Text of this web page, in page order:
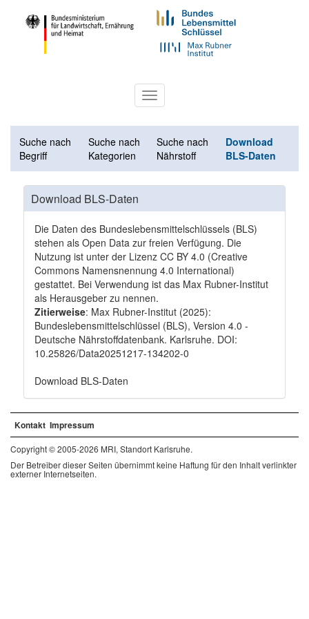
Toggle
navigation
Suche nach
Begriff
Suche nach
Kategorien
Suche nach
Nährstoff
Download
BLS-Daten
Download BLS-Daten
Die Daten des Bundeslebensmittelschlüssels (BLS)
stehen als Open Data zur freien Verfügung. Die
Nutzung ist unter der Lizenz CC BY 4.0 (Creative
Commons Namensnennung 4.0 International)
gestattet. Bei Verwendung ist das Max Rubner-Institut
als Herausgeber zu nennen.
Zitierweise: Max Rubner-Institut (2025):
Bundeslebensmittelschlüssel (BLS), Version 4.0 -
Deutsche Nährstoffdatenbank. Karlsruhe. DOI:
10.25826/Data20251217-134202-0
Download BLS-Daten
Kontakt Impressum
Copyright © 2005-2026 MRI, Standort Karlsruhe.
Der Betreiber dieser Seiten übernimmt keine Haftung für den Inhalt verlinkter
externer Internetseiten.